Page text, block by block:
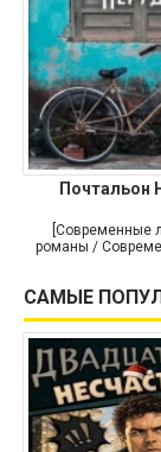
Почтальон
[Современные
романы /
САМЫЕ